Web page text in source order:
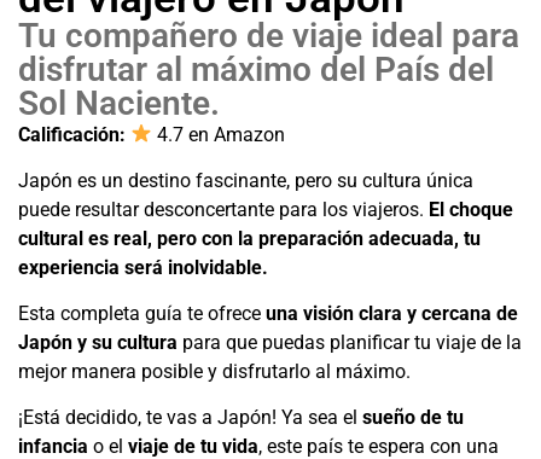
Tu compañero de viaje ideal para
disfrutar al máximo del País del
Sol Naciente.
Calificación:
4.7 en Amazon
Japón es un destino fascinante, pero su cultura única
puede resultar desconcertante para los viajeros. El choque
cultural es real, pero con la preparación adecuada, tu
experiencia será inolvidable.
Esta completa guía te ofrece una visión clara y cercana de
Japón y su cultura para que puedas planificar tu viaje de la
mejor manera posible y disfrutarlo al máximo.
¡Está decidido, te vas a Japón! Ya sea el sueño de tu
infancia o el viaje de tu vida, este país te espera con una